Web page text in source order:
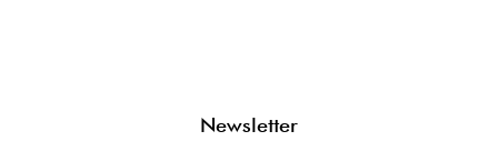
Newsletter